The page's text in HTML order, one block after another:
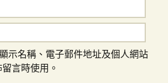
示名稱、電子郵件地址及個人網站
言時使用。